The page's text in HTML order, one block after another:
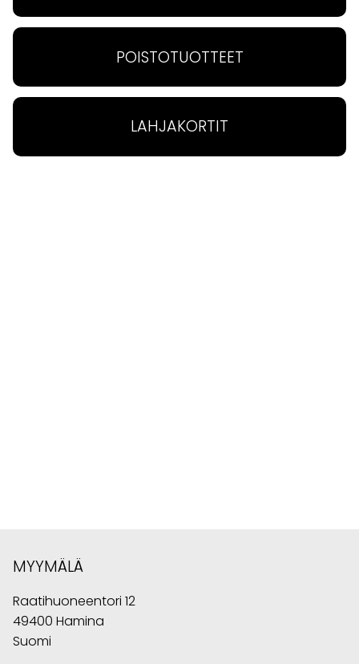
POISTOTUOTTEET
LAHJAKORTIT
MEIDÄN TARINA
Laventelin tarinaan, keitä
MYYMÄLÄ
Haminassa, aivan
keskustassa. Tule
MYYMÄLÄ
Raatihuoneentori 12
49400 Hamina
Suomi